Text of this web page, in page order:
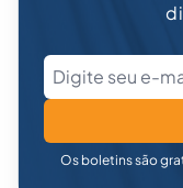
Os boletins são